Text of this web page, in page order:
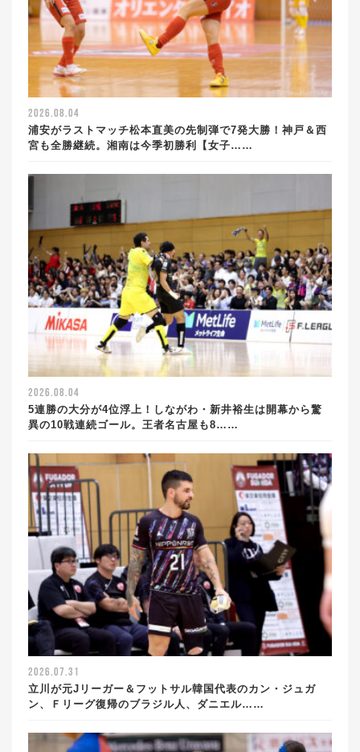
2026.08.04
浦安がラストマッチ松本直美の先制弾で7発大勝！神戸＆西
宮も全勝継続。湘南は今季初勝利【女子……
2026.08.04
5連勝の大分が4位浮上！しながわ・新井裕生は開幕から驚
異の10戦連続ゴール。王者名古屋も8……
2026.07.31
立川が元Jリーガー＆フットサル韓国代表のカン・ジュガ
ン、Ｆリーグ復帰のブラジル人、ダニエル……